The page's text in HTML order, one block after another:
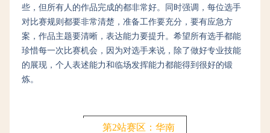
些，但所有人的作品完成的都非常好。同时强调，每位选手
对比赛规则都要非常清楚，准备工作要充分，要有应急方
案，作品主题要清晰，表达能力要提升。希望所有选手都能
珍惜每一次比赛机会，因为对选手来说，除了做好专业技能
的展现，个人表述能力和临场发挥能力都能得到很好的锻
炼。
第2站赛区：华南